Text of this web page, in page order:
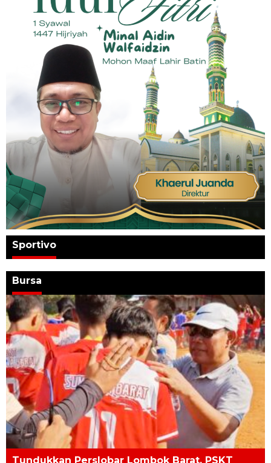
Sportivo
Bursa
Tundukkan Perslobar Lombok Barat, PSKT